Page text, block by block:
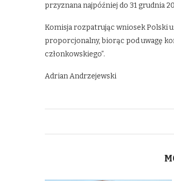
przyznana najpóźniej do 31 grudnia
Komisja rozpatrując wniosek Polski
proporcjonalny, biorąc pod uwagę
członkowskiego”.
Adrian Andrzejewski